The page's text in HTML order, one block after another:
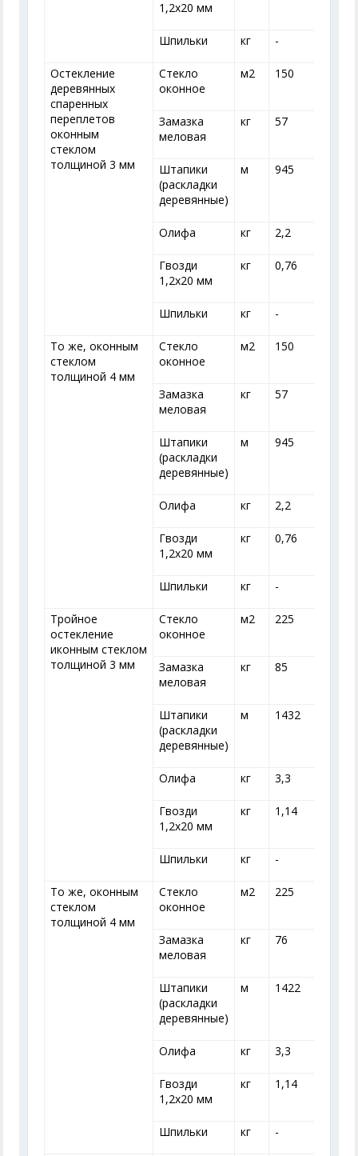
1,2x20 мм
Шпильки кг -
Остекление
деревянных
спаренных
переплетов
оконным
стеклом
толщиной 3 мм
Стекло
оконное
м2 150
Замазка
меловая
кг 57
Штапики
(раскладки
деревянные)
м 945
Олифа кг 2,2
Гвозди
1,2x20 мм
кг 0,76
Шпильки кг -
То же, оконным
стеклом
толщиной 4 мм
Стекло
оконное
м2 150
Замазка
меловая
кг 57
Штапики
(раскладки
деревянные)
м 945
Олифа кг 2,2
Гвозди
1,2x20 мм
кг 0,76
Шпильки кг -
Тройное
остекление
иконным стеклом
толщиной 3 мм
Стекло
оконное
м2 225
Замазка
меловая
кг 85
Штапики
(раскладки
деревянные)
м 1432
Олифа кг 3,3
Гвозди
1,2x20 мм
кг 1,14
Шпильки кг -
То же, оконным
стеклом
толщиной 4 мм
Стекло
оконное
м2 225
Замазка
меловая
кг 76
Штапики
(раскладки
деревянные)
м 1422
Олифа кг 3,3
Гвозди
1,2x20 мм
кг 1,14
Шпильки кг -